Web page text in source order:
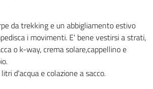
da trekking e un abbigliamento estivo
i movimenti. E' bene vestirsi a strati,
o k-way, crema solare,cappellino e
d'acqua e colazione a sacco.